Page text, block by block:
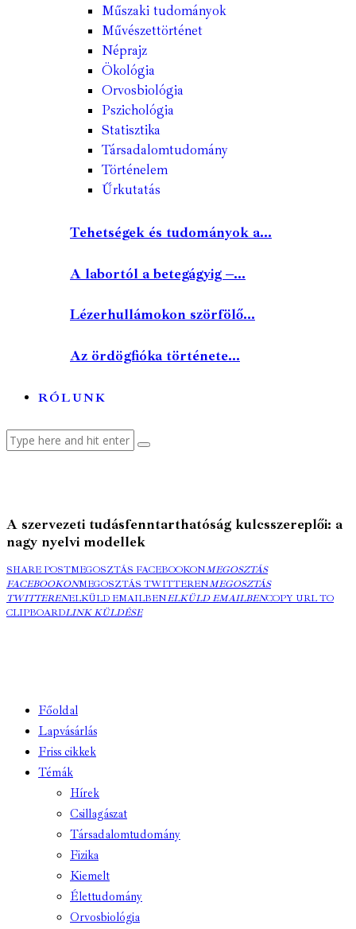
Műszaki tudományok
Művészettörténet
Néprajz
Ökológia
Orvosbiológia
Pszichológia
Statisztika
Társadalomtudomány
Történelem
Űrkutatás
Tehetségek és tudományok a...
A labortól a betegágyig –...
Lézerhullámokon szörfölő...
Az ördögfióka története...
RÓLUNK
A szervezeti tudásfenntarthatóság kulcsszereplői: a
nagy nyelvi modellek
SHARE POSTMEGOSZTÁS FACEBOOKONMEGOSZTÁS
FACEBOOKONMEGOSZTÁS TWITTERENMEGOSZTÁS
TWITTERENELKÜLD EMAILBENELKÜLD EMAILBENCOPY URL TO
CLIPBOARDLINK KÜLDÉSE
Főoldal
Lapvásárlás
Friss cikkek
Témák
Hírek
Csillagászat
Társadalomtudomány
Fizika
Kiemelt
Élettudomány
Orvosbiológia